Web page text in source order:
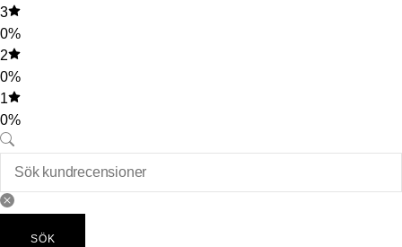
3
0%
2
0%
1
0%
SÖK